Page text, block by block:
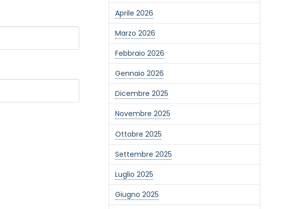
Aprile 2026
Marzo 2026
Febbraio 2026
Gennaio 2026
Dicembre 2025
Novembre 2025
Ottobre 2025
Settembre 2025
Luglio 2025
Giugno 2025